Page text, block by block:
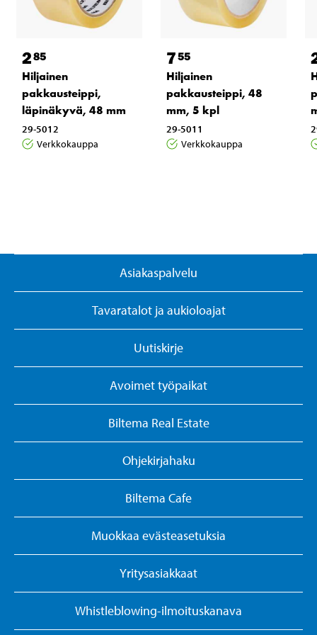
285
Hiljainen
pakkausteippi,
läpinäkyvä, 48 mm
29-5012
Verkkokauppa
755
Hiljainen
pakkausteippi, 48
mm, 5 kpl
29-5011
Verkkokauppa
Asiakaspalvelu
Tavaratalot ja aukioloajat
Uutiskirje
Avoimet työpaikat
Biltema Real Estate
Ohjekirjahaku
Biltema Cafe
Muokkaa evästeasetuksia
Yritysasiakkaat
Whistleblowing-ilmoituskanava